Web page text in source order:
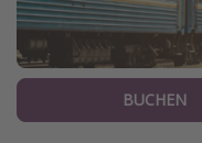
BUCHEN